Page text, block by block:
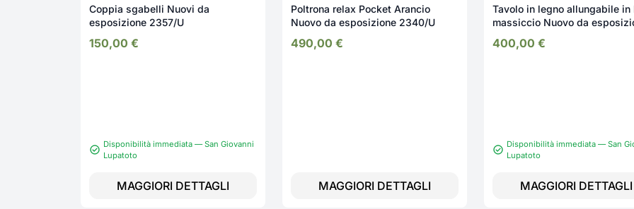
Coppia sgabelli Nuovi da
esposizione 2357/U
150,00 €
Disponibilità immediata — San Giovanni
Lupatoto
MAGGIORI DETTAGLI
Poltrona relax Pocket Arancio
Nuovo da esposizione 2340/U
490,00 €
MAGGIORI DETTAGLI
Tavolo in legno allungabile in
massiccio Nuovo da
400,00 €
Disponibilità immediata — San
Lupatoto
MAGGIORI DETTAGLI